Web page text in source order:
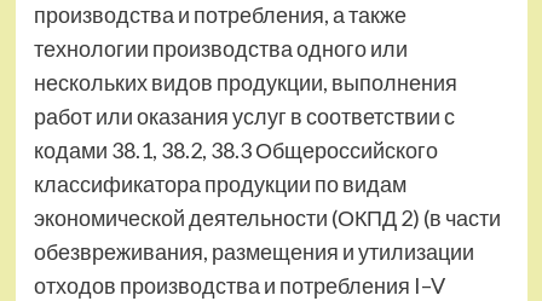
производства и потребления, а также
технологии производства одного или
нескольких видов продукции, выполнения
работ или оказания услуг в соответствии с
кодами 38.1, 38.2, 38.3 Общероссийского
классификатора продукции по видам
экономической деятельности (ОКПД 2) (в части
обезвреживания, размещения и утилизации
отходов производства и потребления I–V